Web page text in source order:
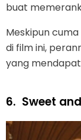
buat
Meskipun
di film ini,
yang
6. Sweet